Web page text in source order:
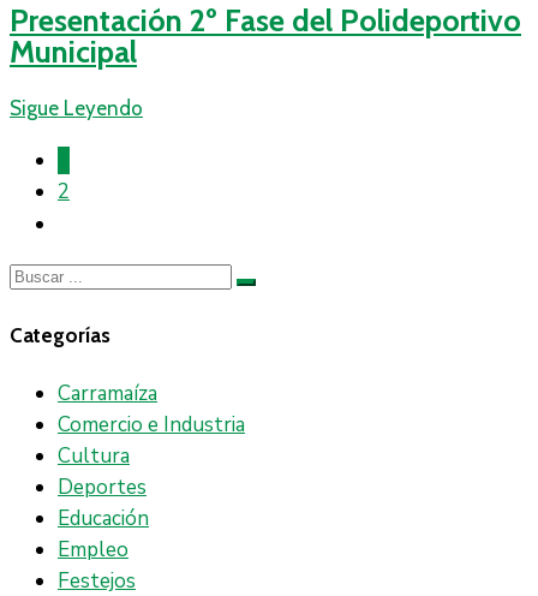
Presentación 2º Fase del Polideportivo
Municipal
Sigue Leyendo
2
Categorías
Carramaíza
Comercio e Industria
Cultura
Deportes
Educación
Empleo
Festejos